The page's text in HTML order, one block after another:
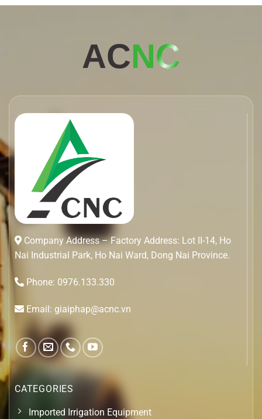
ACNC
Company Address – Factory Address: Lot II-14, Ho
Nai Industrial Park, Ho Nai Ward, Dong Nai Province.
Phone: 0976.133.330
Email: giaiphap@acnc.vn
CATEGORIES
Imported Irrigation Equipment